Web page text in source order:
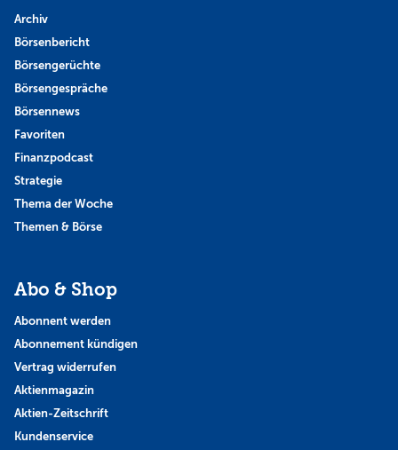
Archiv
Börsenbericht
Börsengerüchte
Börsengespräche
Börsennews
Favoriten
Finanzpodcast
Strategie
Thema der Woche
Themen & Börse
Abo & Shop
Abonnent werden
Abonnement kündigen
Vertrag widerrufen
Aktienmagazin
Aktien-Zeitschrift
Kundenservice